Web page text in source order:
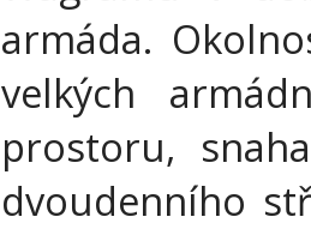
armáda.
velkých
prostoru,
dvoudenního